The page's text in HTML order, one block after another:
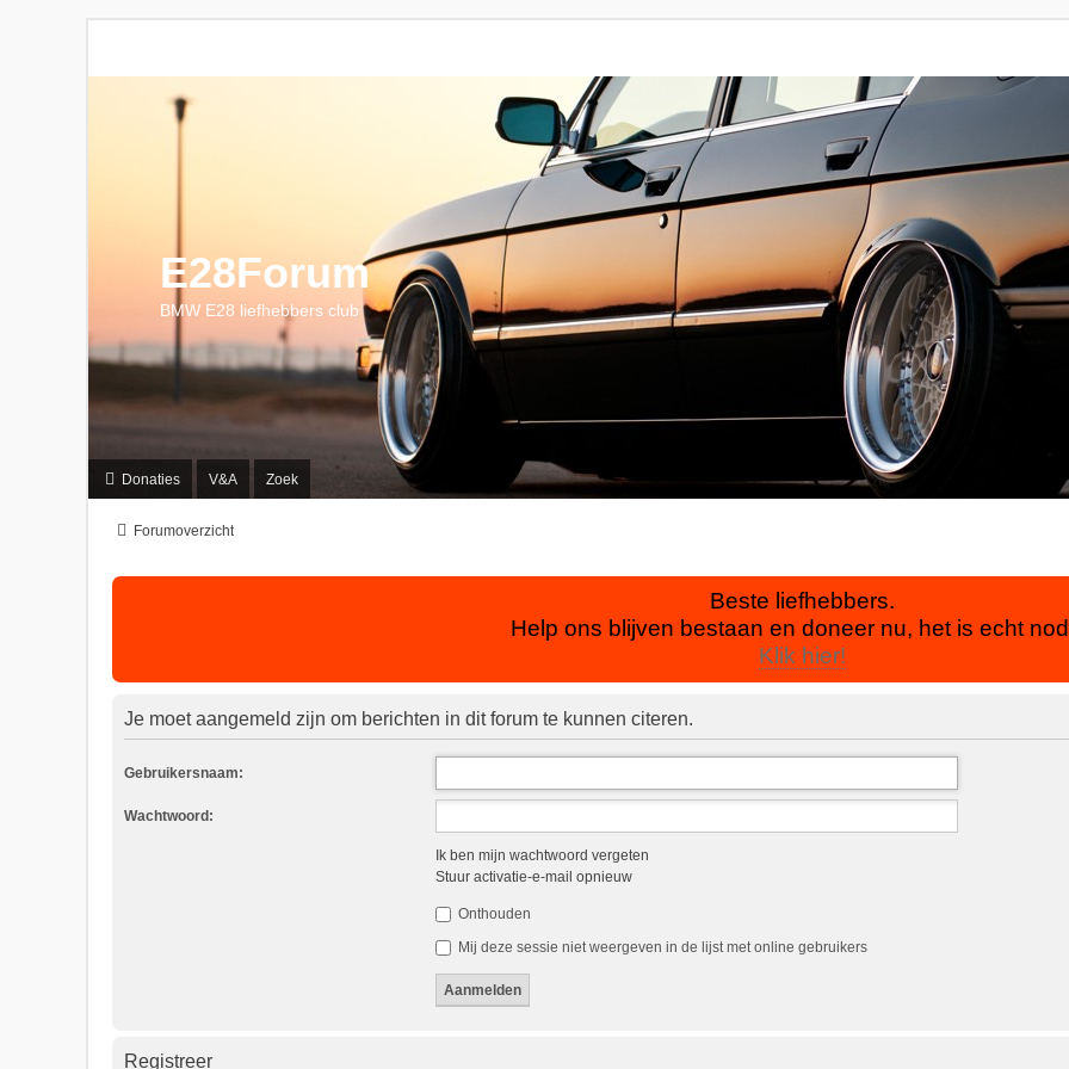
E28Forum
BMW E28 liefhebbers club
Donaties V&A Zoek
Forumoverzicht
Beste liefhebbers.
Help ons blijven bestaan en doneer nu, het is echt
Klik hier!
Je moet aangemeld zijn om berichten in dit forum te kunnen citeren.
Gebruikersnaam:
Wachtwoord:
Ik ben mijn wachtwoord vergeten
Stuur activatie-e-mail opnieuw
Onthouden
Mij deze sessie niet weergeven in de lijst met online gebruikers
Registreer